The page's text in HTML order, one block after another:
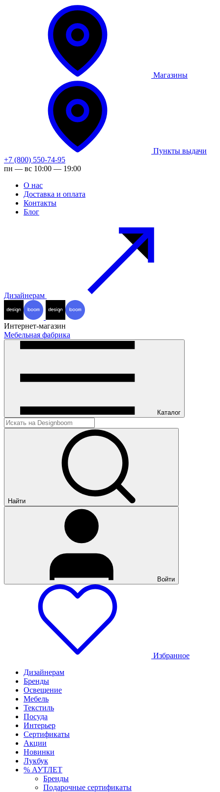
Магазины
Пункты выдачи
+7 (800) 550-74-95
пн — вс 10:00 — 19:00
О нас
Доставка и оплата
Контакты
Блог
Дизайнерам
Интернет-магазин
Мебельная фабрика
Каталог
Найти
Войти
Избранное
Дизайнерам
Бренды
Освещение
Мебель
Текстиль
Посуда
Интерьер
Сертификаты
Акции
Новинки
Лукбук
% АУТЛЕТ
Бренды
Подарочные сертификаты